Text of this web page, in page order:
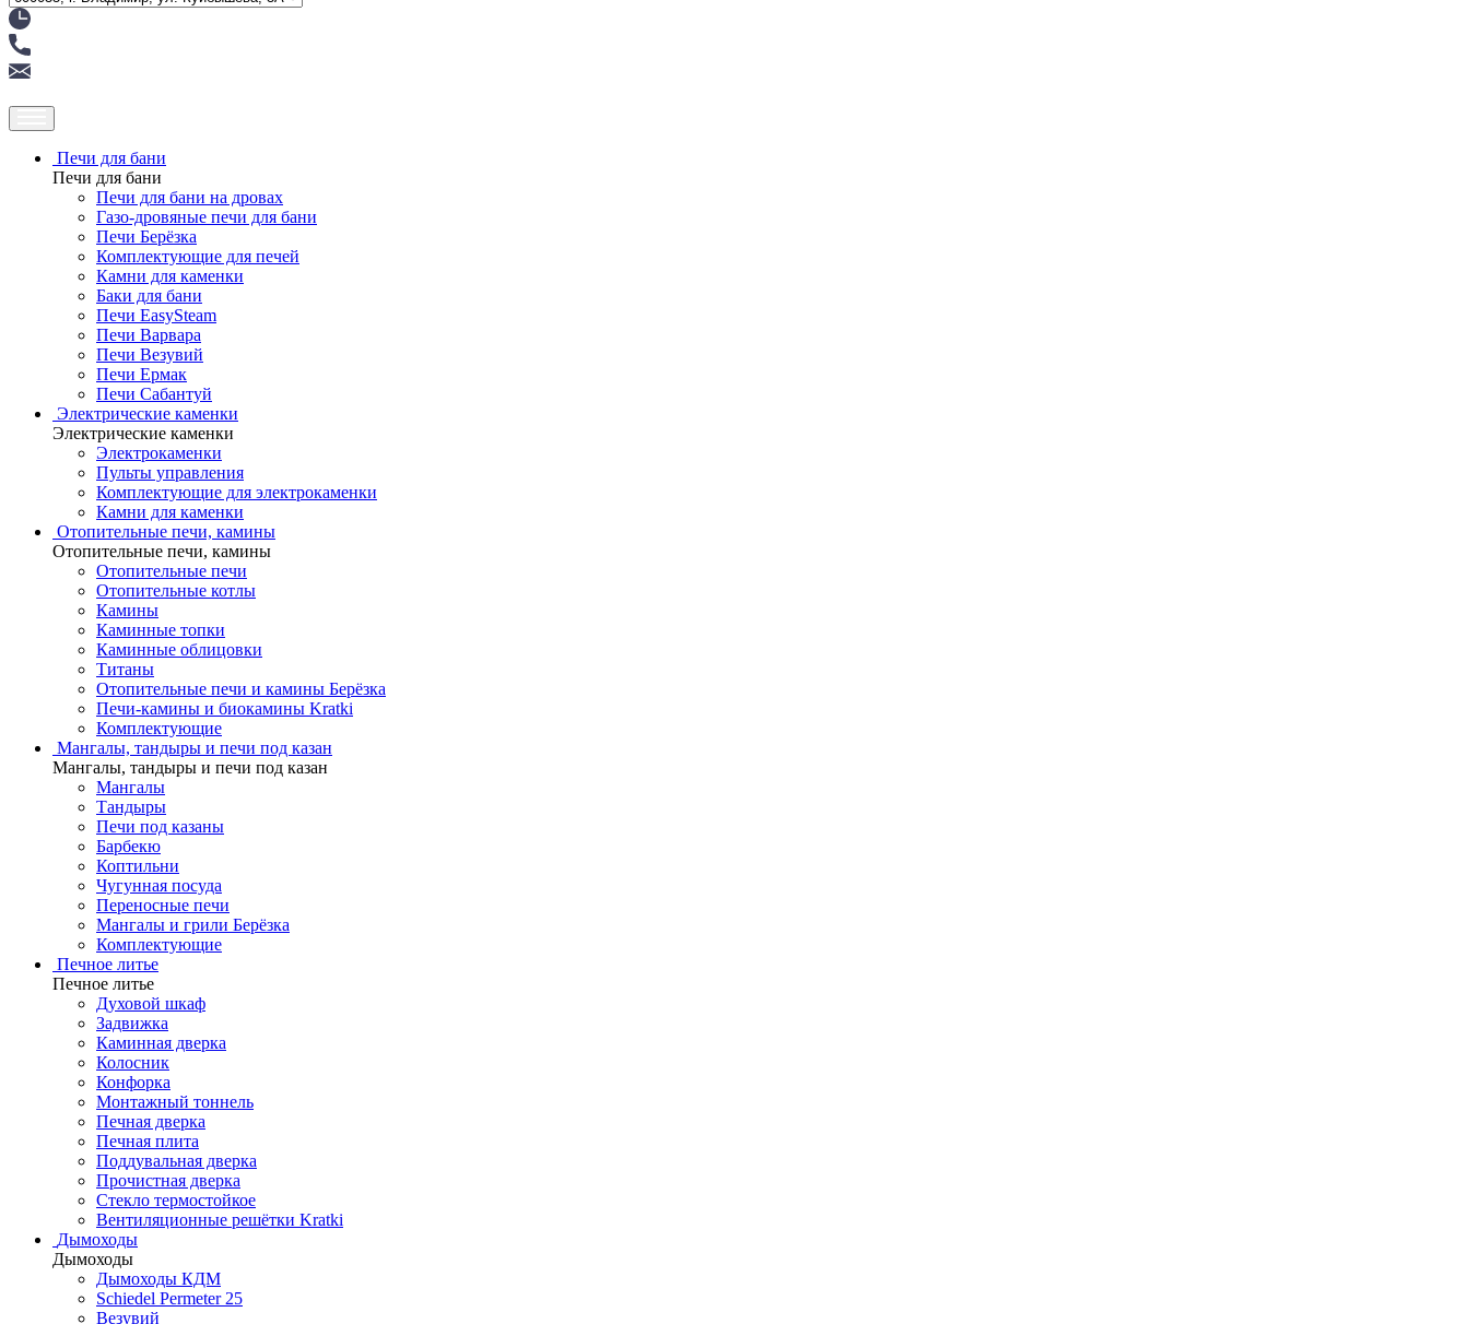
Печи для бани
Печи для бани
Печи для бани на дровах
Газо-дровяные печи для бани
Печи Берёзка
Комплектующие для печей
Камни для каменки
Баки для бани
Печи EasySteam
Печи Варвара
Печи Везувий
Печи Ермак
Печи Сабантуй
Электрические каменки
Электрические каменки
Электрокаменки
Пульты управления
Комплектующие для электрокаменки
Камни для каменки
Отопительные печи, камины
Отопительные печи, камины
Отопительные печи
Отопительные котлы
Камины
Каминные топки
Каминные облицовки
Титаны
Отопительные печи и камины Берёзка
Печи-камины и биокамины Kratki
Комплектующие
Мангалы, тандыры и печи под казан
Мангалы, тандыры и печи под казан
Мангалы
Тандыры
Печи под казаны
Барбекю
Коптильни
Чугунная посуда
Переносные печи
Мангалы и грили Берёзка
Комплектующие
Печное литье
Печное литье
Духовой шкаф
Задвижка
Каминная дверка
Колосник
Конфорка
Монтажный тоннель
Печная дверка
Печная плита
Поддувальная дверка
Прочистная дверка
Стекло термостойкое
Вентиляционные решётки Kratki
Дымоходы
Дымоходы
Дымоходы КДМ
Schiedel Permeter 25
Везувий